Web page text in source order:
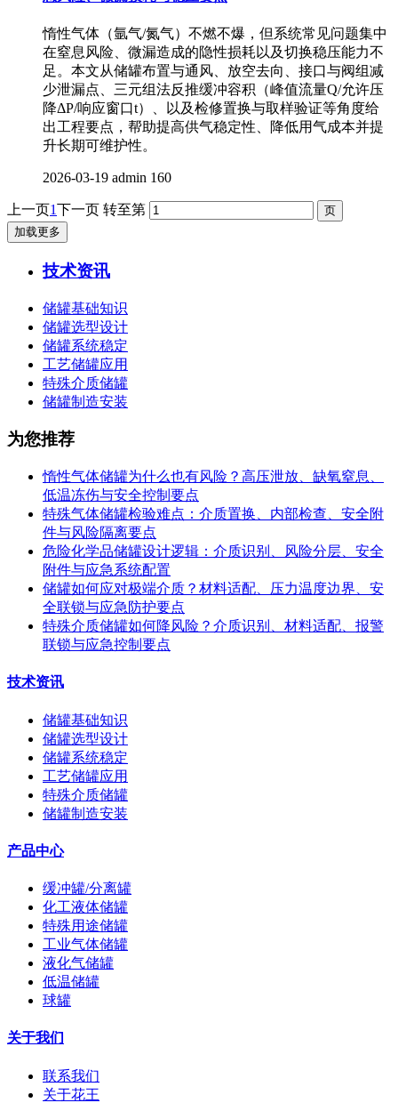
惰性气体（氩气/氮气）不燃不爆，但系统常见问题集中
在窒息风险、微漏造成的隐性损耗以及切换稳压能力不
足。本文从储罐布置与通风、放空去向、接口与阀组减
少泄漏点、三元组法反推缓冲容积（峰值流量Q/允许压
降ΔP/响应窗口t）、以及检修置换与取样验证等角度给
出工程要点，帮助提高供气稳定性、降低用气成本并提
升长期可维护性。
2026-03-19 admin 160
上一页1下一页 转至第
加载更多
技术资讯
储罐基础知识
储罐选型设计
储罐系统稳定
工艺储罐应用
特殊介质储罐
储罐制造安装
为您推荐
惰性气体储罐为什么也有风险？高压泄放、缺氧窒息、
低温冻伤与安全控制要点
特殊气体储罐检验难点：介质置换、内部检查、安全附
件与风险隔离要点
危险化学品储罐设计逻辑：介质识别、风险分层、安全
附件与应急系统配置
储罐如何应对极端介质？材料适配、压力温度边界、安
全联锁与应急防护要点
特殊介质储罐如何降风险？介质识别、材料适配、报警
联锁与应急控制要点
技术资讯
储罐基础知识
储罐选型设计
储罐系统稳定
工艺储罐应用
特殊介质储罐
储罐制造安装
产品中心
缓冲罐/分离罐
化工液体储罐
特殊用途储罐
工业气体储罐
液化气储罐
低温储罐
球罐
关于我们
联系我们
关于花王